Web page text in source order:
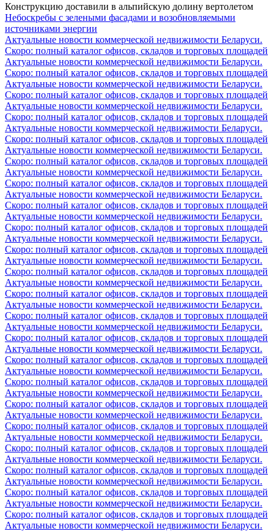
Конструкцию доставили ​​в альпийскую долину вертолетом
Небоскребы с зелеными фасадами и возобновляемыми
источниками энергии
Актуальные новости коммерческой недвижимости Беларуси.
Скоро: полный каталог офисов, складов и торговых площадей
Актуальные новости коммерческой недвижимости Беларуси.
Скоро: полный каталог офисов, складов и торговых площадей
Актуальные новости коммерческой недвижимости Беларуси.
Скоро: полный каталог офисов, складов и торговых площадей
Актуальные новости коммерческой недвижимости Беларуси.
Скоро: полный каталог офисов, складов и торговых площадей
Актуальные новости коммерческой недвижимости Беларуси.
Скоро: полный каталог офисов, складов и торговых площадей
Актуальные новости коммерческой недвижимости Беларуси.
Скоро: полный каталог офисов, складов и торговых площадей
Актуальные новости коммерческой недвижимости Беларуси.
Скоро: полный каталог офисов, складов и торговых площадей
Актуальные новости коммерческой недвижимости Беларуси.
Скоро: полный каталог офисов, складов и торговых площадей
Актуальные новости коммерческой недвижимости Беларуси.
Скоро: полный каталог офисов, складов и торговых площадей
Актуальные новости коммерческой недвижимости Беларуси.
Скоро: полный каталог офисов, складов и торговых площадей
Актуальные новости коммерческой недвижимости Беларуси.
Скоро: полный каталог офисов, складов и торговых площадей
Актуальные новости коммерческой недвижимости Беларуси.
Скоро: полный каталог офисов, складов и торговых площадей
Актуальные новости коммерческой недвижимости Беларуси.
Скоро: полный каталог офисов, складов и торговых площадей
Актуальные новости коммерческой недвижимости Беларуси.
Скоро: полный каталог офисов, складов и торговых площадей
Актуальные новости коммерческой недвижимости Беларуси.
Скоро: полный каталог офисов, складов и торговых площадей
Актуальные новости коммерческой недвижимости Беларуси.
Скоро: полный каталог офисов, складов и торговых площадей
Актуальные новости коммерческой недвижимости Беларуси.
Скоро: полный каталог офисов, складов и торговых площадей
Актуальные новости коммерческой недвижимости Беларуси.
Скоро: полный каталог офисов, складов и торговых площадей
Актуальные новости коммерческой недвижимости Беларуси.
Скоро: полный каталог офисов, складов и торговых площадей
Актуальные новости коммерческой недвижимости Беларуси.
Скоро: полный каталог офисов, складов и торговых площадей
Актуальные новости коммерческой недвижимости Беларуси.
Скоро: полный каталог офисов, складов и торговых площадей
Актуальные новости коммерческой недвижимости Беларуси.
Скоро: полный каталог офисов, складов и торговых площадей
Актуальные новости коммерческой недвижимости Беларуси.